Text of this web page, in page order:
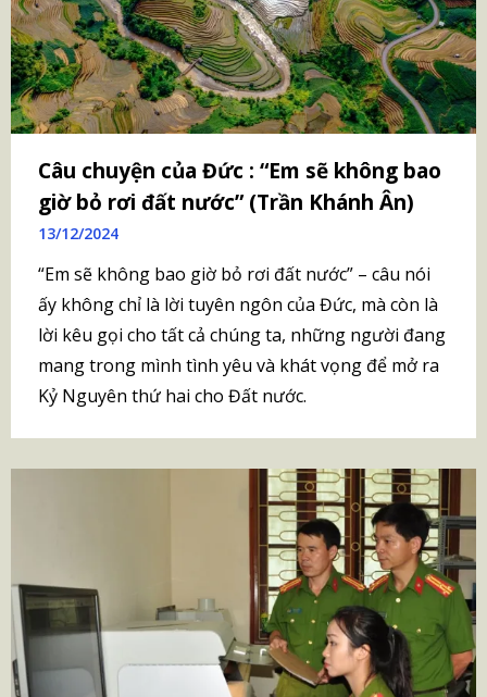
Câu chuyện của Đức : “Em sẽ không bao
giờ bỏ rơi đất nước” (Trần Khánh Ân)
13/12/2024
“Em sẽ không bao giờ bỏ rơi đất nước” – câu nói
ấy không chỉ là lời tuyên ngôn của Đức, mà còn là
lời kêu gọi cho tất cả chúng ta, những người đang
mang trong mình tình yêu và khát vọng để mở ra
Kỷ Nguyên thứ hai cho Đất nước.